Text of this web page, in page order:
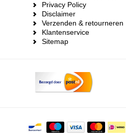
Privacy Policy
Disclaimer
Verzenden & retourneren
Klantenservice
Sitemap